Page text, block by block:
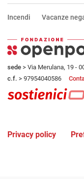
Incendi Vacanze
sede > Via Merulana, 19 -
c.f. > 97954040586
Privacy policy